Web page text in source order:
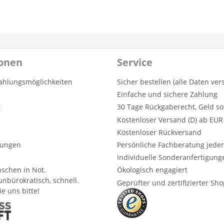
in Not.
schnell.
uns bitte!
Service
Sicher bestellen (alle Daten
Einfache und sichere Zahlung
30 Tage Rückgaberecht, Geld
Kostenloser Versand (D) ab
Kostenloser Rückversand
Persönliche Fachberatung
Individuelle
Ökologisch engagiert
Geprüfter und zertifizierter